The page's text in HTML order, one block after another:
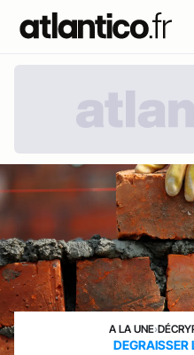
A LA UNE›